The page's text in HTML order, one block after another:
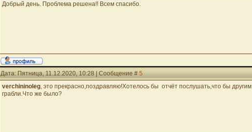
Добрый день. Проблема решена!! Всем спасибо.
Дата: Пятница, 11.12.2020, 10:28 | Сообщение #5
verchininoleg, это прекрасно,поздравляю!Хотелось бы отчёт послушать,что бы
грабли.Что же было?